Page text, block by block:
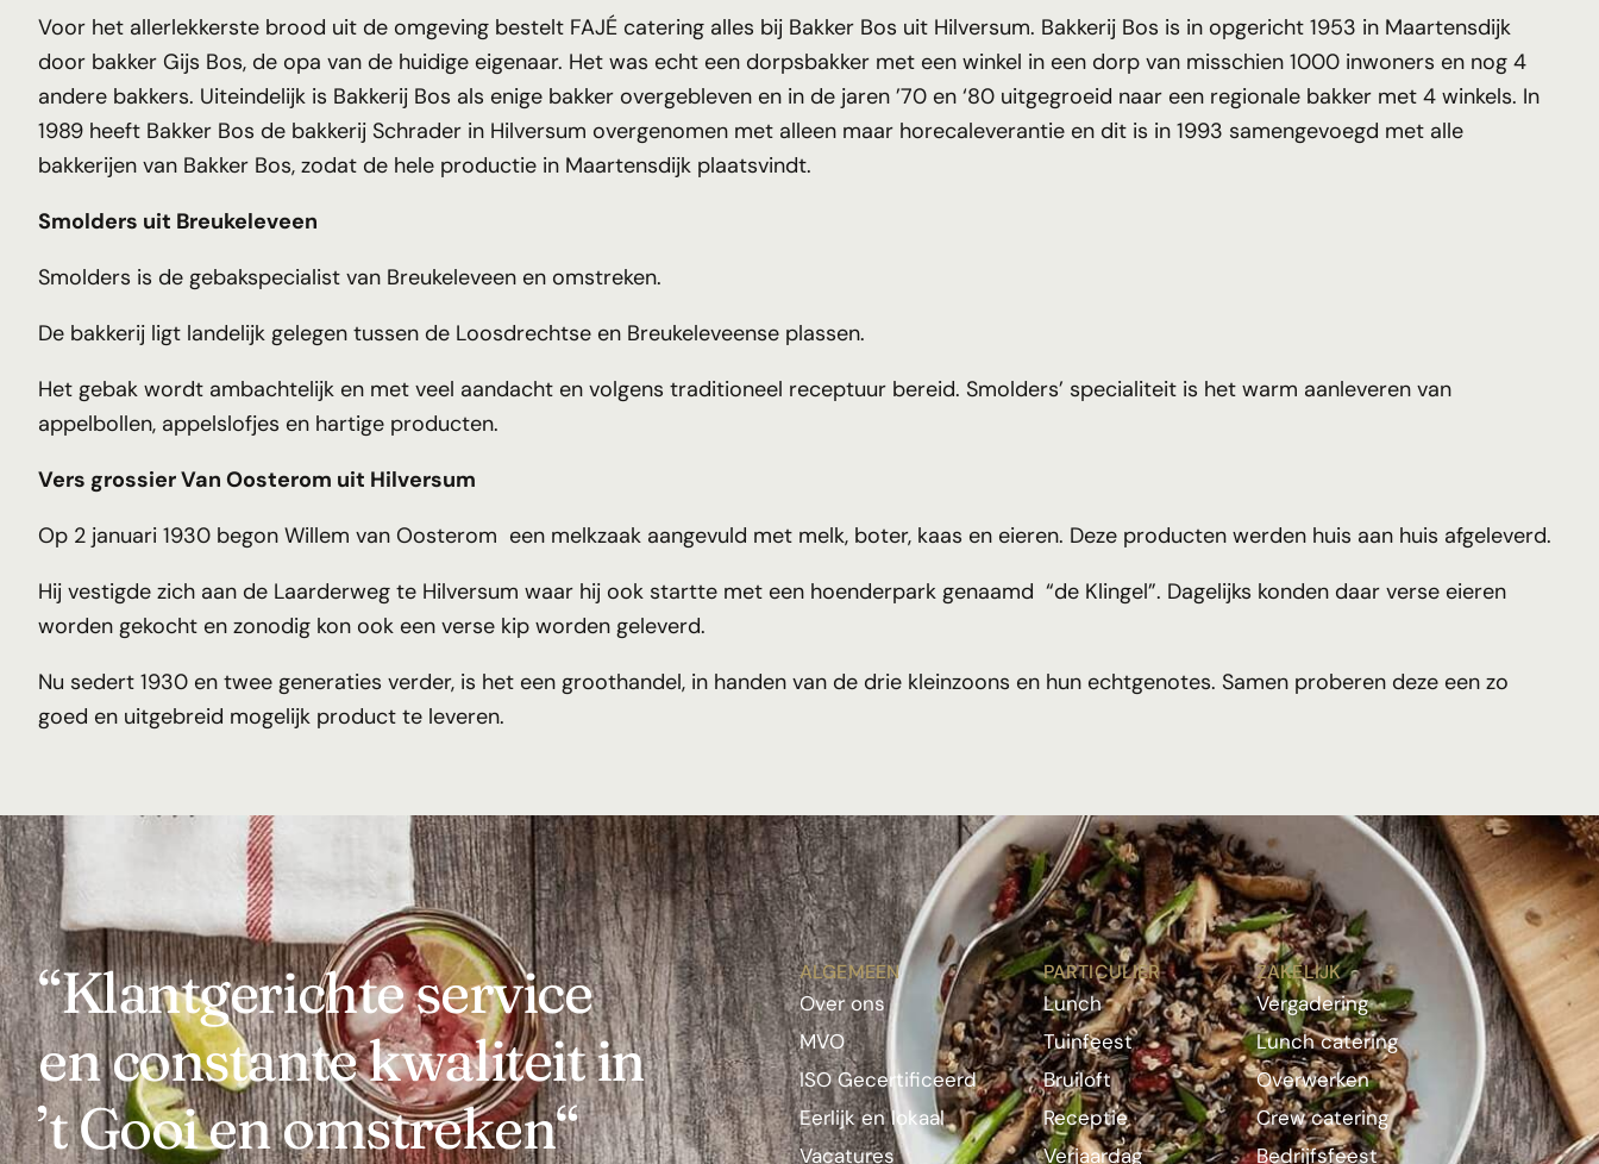
Voor het allerlekkerste brood uit de omgeving bestelt FAJÉ catering alles bij Bakker Bos uit Hilversum. Bakkerij Bos is in opgericht 1953 in Maartensdijk
door bakker Gijs Bos, de opa van de huidige eigenaar. Het was echt een dorpsbakker met een winkel in een dorp van misschien 1000 inwoners en nog 4
andere bakkers. Uiteindelijk is Bakkerij Bos als enige bakker overgebleven en in de jaren ’70 en ‘80 uitgegroeid naar een regionale bakker met 4 winkels. In
1989 heeft Bakker Bos de bakkerij Schrader in Hilversum overgenomen met alleen maar horecaleverantie en dit is in 1993 samengevoegd met alle
bakkerijen van Bakker Bos, zodat de hele productie in Maartensdijk plaatsvindt.
Smolders uit Breukeleveen
Smolders is de gebakspecialist van Breukeleveen en omstreken.
De bakkerij ligt landelijk gelegen tussen de Loosdrechtse en Breukeleveense plassen.
Het gebak wordt ambachtelijk en met veel aandacht en volgens traditioneel receptuur bereid. Smolders’ specialiteit is het warm aanleveren van
appelbollen, appelslofjes en hartige producten.
Vers grossier Van Oosterom uit Hilversum
Op 2 januari 1930 begon Willem van Oosterom een melkzaak aangevuld met melk, boter, kaas en eieren. Deze producten werden huis aan huis afgeleverd.
Hij vestigde zich aan de Laarderweg te Hilversum waar hij ook startte met een hoenderpark genaamd “de Klingel”. Dagelijks konden daar verse eieren
worden gekocht en zonodig kon ook een verse kip worden geleverd.
Nu sedert 1930 en twee generaties verder, is het een groothandel, in handen van de drie kleinzoons en hun echtgenotes. Samen proberen deze een zo
goed en uitgebreid mogelijk product te leveren.
“Klantgerichte service
en constante kwaliteit in
’t Gooi en omstreken“
ALGEMEEN
Over ons
MVO
ISO Gecertificeerd
Eerlijk en lokaal
Vacatures
PARTICULIER
Lunch
Tuinfeest
Bruiloft
Receptie
Verjaardag
ZAKELIJK
Vergadering
Lunch catering
Overwerken
Crew catering
Bedrijfsfeest